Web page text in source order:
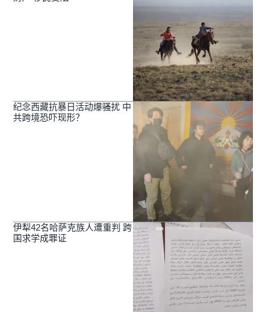
纪念西藏抗暴日活动爆骚扰 中
共跨境恐吓现形？
伊犁42名哈萨克族人遭重判 跨
国求学成罪证